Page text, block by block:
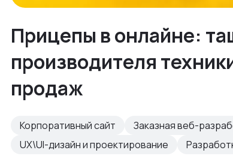
Прицепы в онлайне:
производителя
продаж
Корпоративный сайт
Заказная веб-
UX\UI-дизайн и проектирование